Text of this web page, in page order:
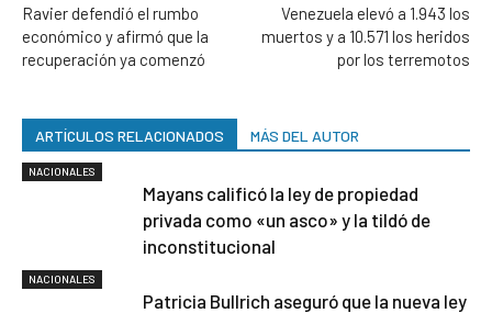
Ravier defendió el rumbo
económico y afirmó que la
recuperación ya comenzó
Venezuela elevó a 1.943 los
muertos y a 10.571 los heridos
por los terremotos
ARTÍCULOS RELACIONADOS MÁS DEL AUTOR
NACIONALES
Mayans calificó la ley de propiedad
privada como «un asco» y la tildó de
inconstitucional
NACIONALES
Patricia Bullrich aseguró que la nueva ley